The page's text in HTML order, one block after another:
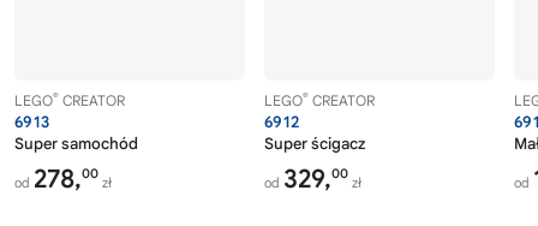
LEGO® CREATOR
6913
Super samochód
od 278,00
zł
LEGO® CREATOR
6912
Super ścigacz
od 329,00
zł od